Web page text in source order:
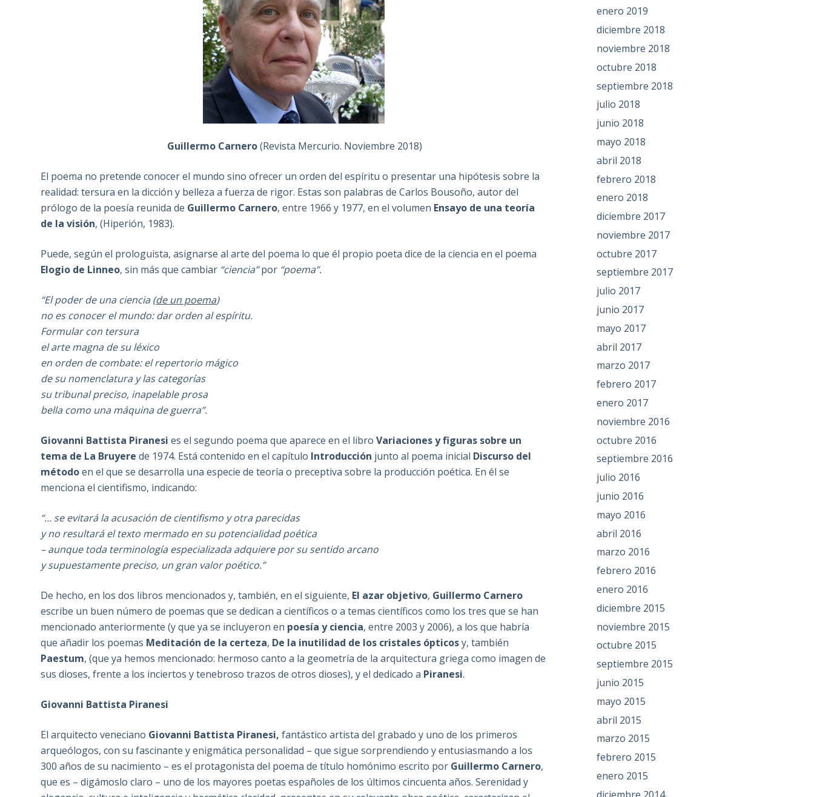
Guillermo Carnero(Revista Mercurio. Noviembre 2018)
El poema no pretende conocer el mundo sino ofrecer un orden del espíritu o presentar una hipótesis sobre la
realidad: tersura en la dicción y belleza a fuerza de rigor. Estas son palabras de Carlos Bousoño, autor del
prólogo de la poesía reunida de Guillermo Carnero, entre 1966 y 1977, en el volumen Ensayo de una teoría
de la visión, (Hiperión, 1983).
Puede, según el prologuista, asignarse al arte del poema lo que él propio poeta dice de la ciencia en el poema
Elogio de Linneo, sin más que cambiar “ciencia”por “poema”.
“El poder de una ciencia (de un poema)
no es conocer el mundo: dar orden al espíritu.
Formular con tersura
el arte magna de su léxico
en orden de combate: el repertorio mágico
de su nomenclatura y las categorías
su tribunal preciso, inapelable prosa
bella como una máquina de guerra”.
Giovanni Battista Piranesi es el segundo poema que aparece en el libroVariaciones y figuras sobre un
tema de La Bruyere de 1974. Está contenido en el capítulo Introducción junto al poema inicial Discurso del
métodoen el que se desarrolla una especie de teoría o preceptiva sobre la producción poética. En él se
menciona el cientifismo, indicando:
“… se evitará la acusación de cientifismo y otra parecidas
y no resultará el texto mermado en su potencialidad poética
– aunque toda terminología especializada adquiere por su sentido arcano
y supuestamente preciso, un gran valor poético.”
De hecho, en los dos libros mencionados y, también, en el siguiente, El azar objetivo, Guillermo Carnero
escribe un buen número de poemas que se dedican a científicos o a temas científicos como los tres que se han
mencionado anteriormente (y que ya se incluyeron en poesía y ciencia, entre 2003 y 2006), a los que habría
que añadir los poemas Meditación de la certeza, De la inutilidad de los cristales ópticosy, también
Paestum, (que ya hemos mencionado: hermoso canto a la geometría de la arquitectura griega como imagen de
sus dioses, frente a los inciertos y tenebroso trazos de otros dioses), yel dedicado a Piranesi.
Giovanni Battista Piranesi
El arquitecto veneciano Giovanni Battista Piranesi,fantástico artista del grabado y uno de los primeros
arqueólogos, con su fascinante y enigmática personalidad – que sigue sorprendiendo y entusiasmando a los
300 años de su nacimiento – es el protagonista del poema de título homónimo escrito por Guillermo Carnero,
que es – digámoslo claro – uno de los mayores poetas españoles de los últimos cincuenta años. Serenidad y
enero 2019
diciembre 2018
noviembre 2018
octubre 2018
septiembre 2018
julio 2018
junio 2018
mayo 2018
abril 2018
febrero 2018
enero 2018
diciembre 2017
noviembre 2017
octubre 2017
septiembre 2017
julio 2017
junio 2017
mayo 2017
abril 2017
marzo 2017
febrero 2017
enero 2017
noviembre 2016
octubre 2016
septiembre 2016
julio 2016
junio 2016
mayo 2016
abril 2016
marzo 2016
febrero 2016
enero 2016
diciembre 2015
noviembre 2015
octubre 2015
septiembre 2015
junio 2015
mayo 2015
abril 2015
marzo 2015
febrero 2015
enero 2015